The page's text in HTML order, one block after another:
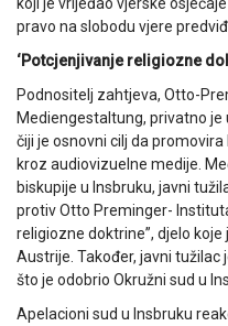
pravo na slobodu vjere
‘Potcjenjivanje religiozne
Podnositelj zahtjeva, Otto-
Mediengestaltung, privatno
čiji je osnovni cilj da
kroz audiovizuelne medije.
biskupije u Insbruku, javni
protiv Otto Preminger-
religiozne doktrine”, djelo
Austrije. Također, javni
što je odobrio Okružni sud u
Apelacioni sud u Insbruku